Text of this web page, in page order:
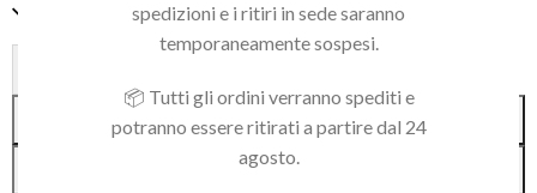
spedizioni e i ritiri in sede saranno
temporaneamente sospesi.
📦 Tutti gli ordini verranno spediti e
potranno essere ritirati a partire dal 24
agosto.
AGGIUNGI AL CARRELLO
ACQUISTA SUBITO